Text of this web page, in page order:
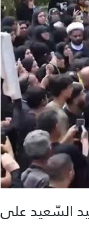
السّعيد على